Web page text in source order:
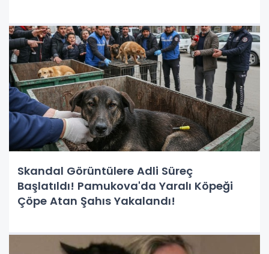
Skandal Görüntülere Adli Süreç
Başlatıldı! Pamukova'da Yaralı Köpeği
Çöpe Atan Şahıs Yakalandı!